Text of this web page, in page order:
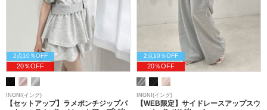
2点10％OFF
20％OFF
INGNI(イング)
【セットアップ】ラメポンチジップパ
2点10％OFF
20％OFF
INGNI(イング)
【WEB限定】サイドレースアップスウ